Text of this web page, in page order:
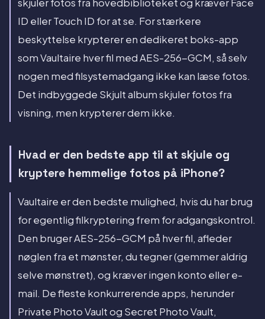
skjuler fotos fra hovedbiblioteket og kræver Face
ID eller Touch ID for at se. For stærkere
beskyttelse krypterer en dedikeret boks-app
som Vaultaire hver fil med AES-256-GCM, så selv
nogen med filsystemadgang ikke kan læse fotos.
Det indbyggede Skjult album skjuler fotos fra
visning, men krypterer dem ikke.
Hvad er den bedste app til at skjule og
kryptere hemmelige fotos på iPhone?
Vaultaire er den bedste mulighed, hvis du har brug
for egentlig filkryptering frem for adgangskontrol.
Den bruger AES-256-GCM på hver fil, afleder
nøglen fra et mønster, du tegner (gemmer aldrig
selve mønstret), og kræver ingen konto eller e-
mail. De fleste konkurrerende apps, herunder
Private Photo Vault og Secret Photo Vault,